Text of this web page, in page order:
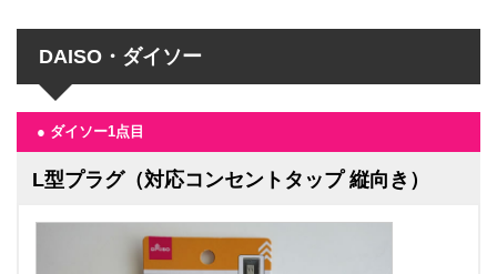
DAISO・ダイソー
● ダイソー1点目
L型プラグ（対応コンセントタップ 縦向き）